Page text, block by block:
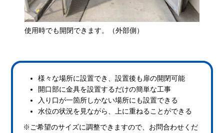
使用時でも開閉できます。（外部側）
様々な場所に設置でき、設置後も扉の開閉可能
開口部に金具を設置するだけの簡単な工事
入り口が一箇所しかない場所にも設置できる
水位の状況を見ながら、上に重ねることができる
※ご希望のサイズに調整できますので、お問合わせくだ